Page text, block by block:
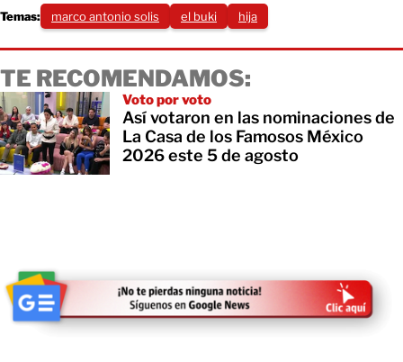
Temas: marco antonio solis el buki hija
TE RECOMENDAMOS:
Voto por voto
Así votaron en las nominaciones de
La Casa de los Famosos México
2026 este 5 de agosto